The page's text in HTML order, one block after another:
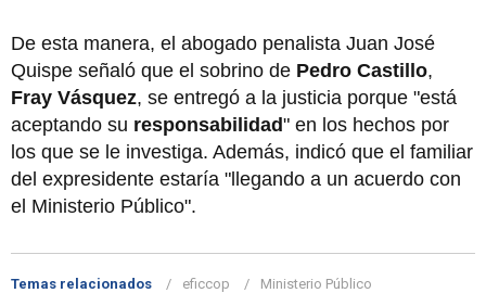
De esta manera, el abogado penalista Juan José
Quispe señaló que el sobrino de Pedro Castillo,
Fray Vásquez, se entregó a la justicia porque "está
aceptando su responsabilidad" en los hechos por
los que se le investiga. Además, indicó que el familiar
del expresidente estaría "llegando a un acuerdo con
el Ministerio Público".
Temas relacionados eficcop
Ministerio Público